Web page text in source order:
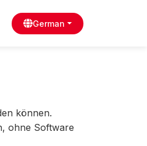
German
können.
ohne Software